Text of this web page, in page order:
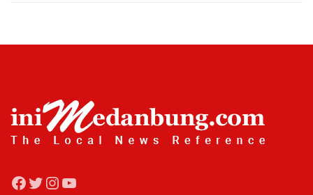
Facebook
Twitter
Instagram
YouTube